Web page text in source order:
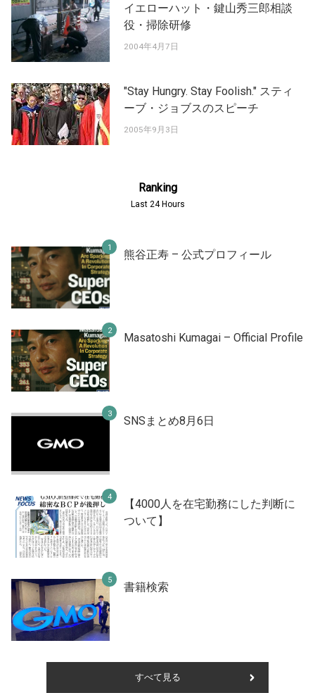
イエローハット・鍵山秀三郎相談
役・掃除研修
2004年4月7日
"Stay Hungry. Stay Foolish." スティ
ーブ・ジョブスのスピーチ
2005年9月3日
Ranking
Last 24 Hours
熊谷正寿 – 公式プロフィール
Masatoshi Kumagai – Official Profile
SNSまとめ8月6日
【4000人を在宅勤務にした判断に
ついて】
書籍検索
すべて見る